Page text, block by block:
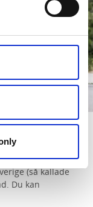
en Local
möjlighet att
(så kallade
Du kan